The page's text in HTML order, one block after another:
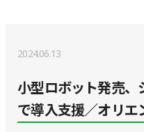
2024.06.13
小型ロボット発売、
で導入支援／オリエ